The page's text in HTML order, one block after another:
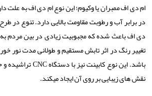
ام دی اف ممبران یا وکیوم؛ این نوع ام دی اف به علت
در برابر آب و رطوبت مقاومت بالایی دارد. تنوع در طرح
دی اف باعث شده که مجبوبیت زیادی در بین مردم
تغییر رنگ در اثر تابش مستقیم و طولانی مدت نور
باشد. این نوع کابینت نیز با دستگاهCNCتراشیده و
نقش ­های زیبایی بر روی آن ایجاد می­کند.